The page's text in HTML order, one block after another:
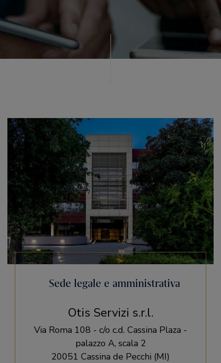
Sede legale e amministrativa
Otis Servizi s.r.l.
Via Roma 108 - c/o c.d. Cassina Plaza -
palazzo A, scala 2
20051 Cassina de Pecchi (MI)